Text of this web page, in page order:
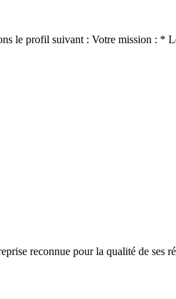
le profil suivant : Votre mission : *
reconnue pour la qualité de